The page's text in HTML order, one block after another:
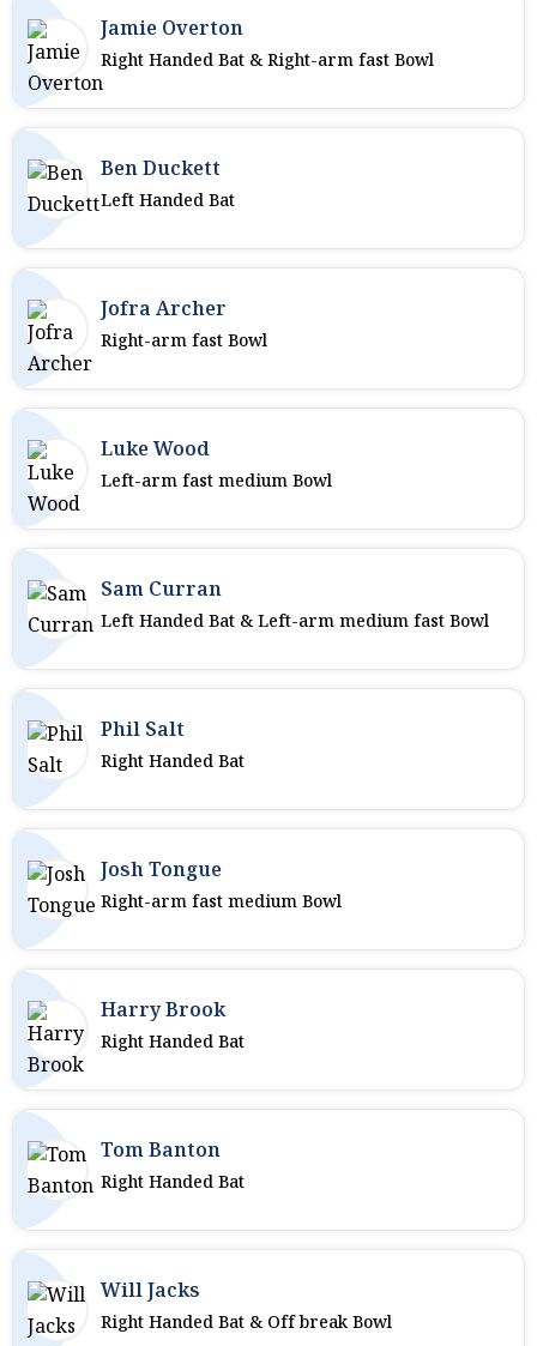
Jamie Overton
Right Handed Bat & Right-arm fast Bowl
Ben Duckett
Left Handed Bat
Jofra Archer
Right-arm fast Bowl
Luke Wood
Left-arm fast medium Bowl
Sam Curran
Left Handed Bat & Left-arm medium fast Bowl
Phil Salt
Right Handed Bat
Josh Tongue
Right-arm fast medium Bowl
Harry Brook
Right Handed Bat
Tom Banton
Right Handed Bat
Will Jacks
Right Handed Bat & Off break Bowl